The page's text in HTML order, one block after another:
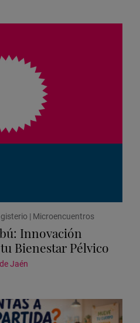
| Microencuentros
Innovación
Bienestar Pélvico
Jaén